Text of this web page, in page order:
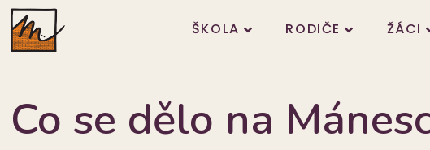
ŠKOLA RODIČE ŽÁCI
Co se dělo na